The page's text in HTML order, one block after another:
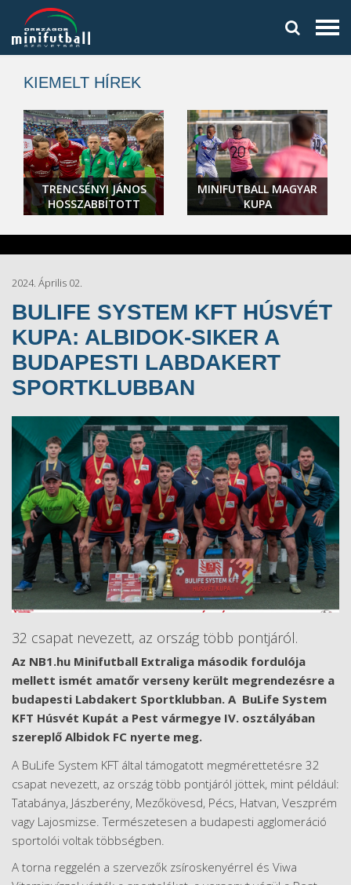
KIEMELT HÍREK
TRENCSÉNYI JÁNOS
HOSSZABBÍTOTT
MINIFUTBALL MAGYAR
KUPA
2024. Április 02.
BULIFE SYSTEM KFT HÚSVÉT
KUPA: ALBIDOK-SIKER A
BUDAPESTI LABDAKERT
SPORTKLUBBAN
32 csapat nevezett, az ország több pontjáról.
Az NB1.hu Minifutball Extraliga második fordulója
mellett ismét amatőr verseny került megrendezésre a
budapesti Labdakert Sportklubban. A BuLife System
KFT Húsvét Kupát a Pest vármegye IV. osztályában
szereplő Albidok FC nyerte meg.
A BuLife System KFT által támogatott megmérettetésre 32
csapat nevezett, az ország több pontjáról jöttek, mint például:
Tatabánya, Jászberény, Mezőkövesd, Pécs, Hatvan, Veszprém
vagy Lajosmizse. Természetesen a budapesti agglomeráció
sportolói voltak többségben.
A torna reggelén a szervezők zsíroskenyérrel és Viwa